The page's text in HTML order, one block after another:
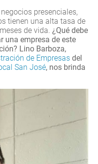
presenciales,
tienen una alta tasa de
de vida. ¿Qué debe
una empresa de este
Lino Barboza,
de Empresas del
San José, nos brinda